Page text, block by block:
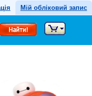
Мій обліковий запис